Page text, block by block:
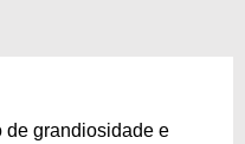
de grandiosidade e